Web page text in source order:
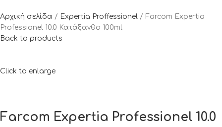
Αρχική σελίδα Expertia Proffessionel
Farcom Expertia
Professionel 10.0 Κατάξανθο 100ml
Back to products
Click to enlarge
Farcom Expertia Professionel 10.0